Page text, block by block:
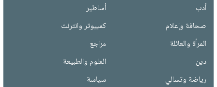
أدب
أساطير
صحافة وإعلام
كمبيوتر وانترنت
المرأة والعائلة
مراجع
دين
العلوم والطبيعة
رياضة وتسالي
سياسة